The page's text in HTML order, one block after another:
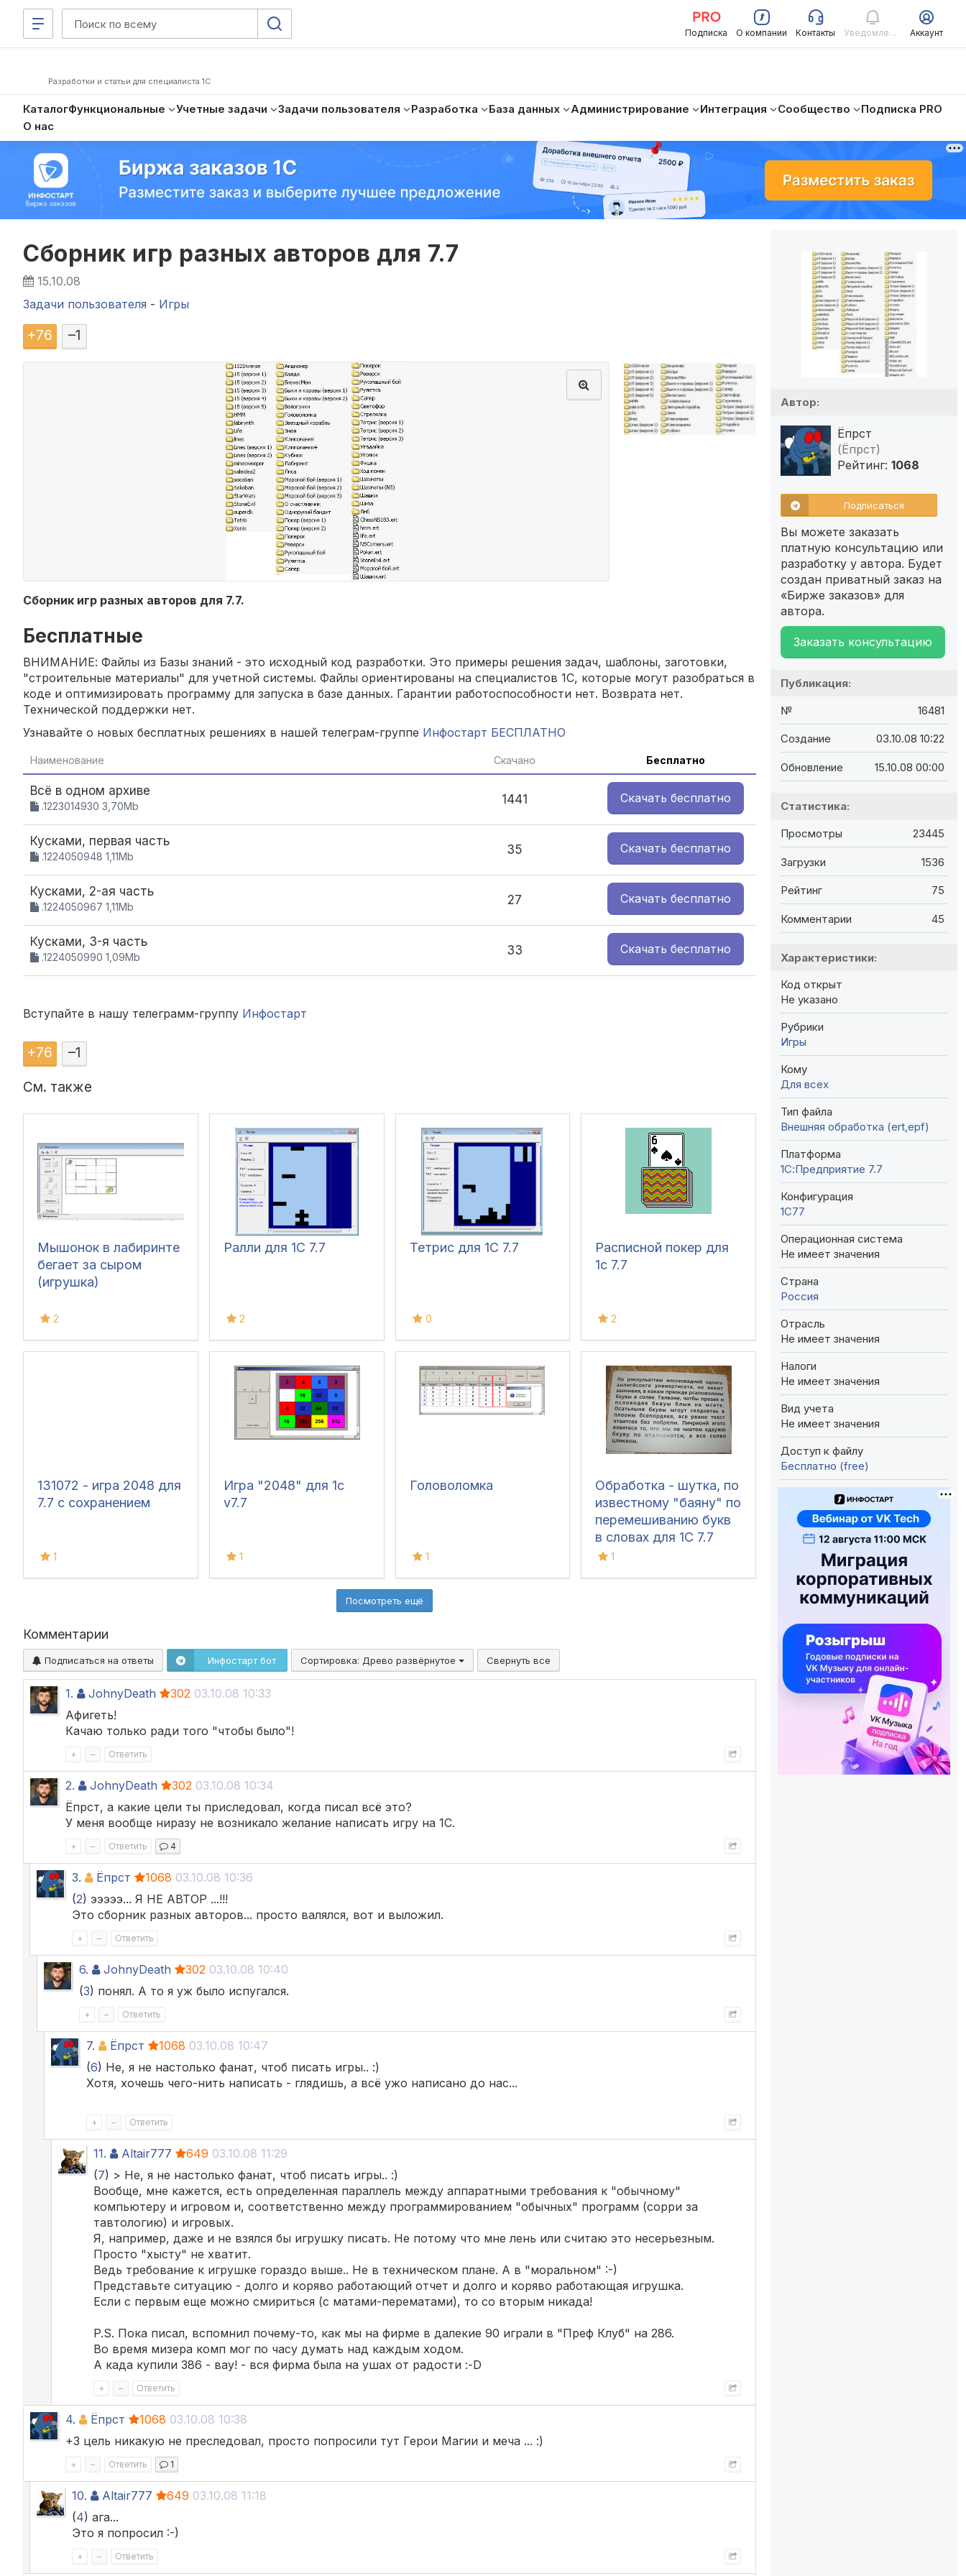
Подписка О компании Контакты Уведомления Аккаунт
Разработки и статьи для специалиста 1С
КаталогФункциональные Учетные задачи Задачи пользователя Разработка База данных Администрирование Интеграция Сообщество
Подписка PRO
О нас
Сборник игр разных авторов для 7.7
15.10.08
Задачи пользователя - Игры
+76 –1
Сборник игр разных авторов для 7.7.
Бесплатные
ВНИМАНИЕ: Файлы из Базы знаний - это исходный код разработки. Это примеры решения задач, шаблоны, заготовки,
"строительные материалы" для учетной системы. Файлы ориентированы на специалистов 1С, которые могут разобраться в
коде и оптимизировать программу для запуска в базе данных. Гарантии работоспособности нет. Возврата нет.
Технической поддержки нет.
Узнавайте о новых бесплатных решениях в нашей телеграм-группе Инфостарт БЕСПЛАТНО
Наименование Скачано Бесплатно
Всё в одном архиве
.1223014930 3,70Mb 1441 Скачать бесплатно
Кусками, первая часть
.1224050948 1,11Mb 35 Скачать бесплатно
Кусками, 2-ая часть
.1224050967 1,11Mb 27 Скачать бесплатно
Кусками, 3-я часть
.1224050990 1,09Mb 33 Скачать бесплатно
Вступайте в нашу телеграмм-группу Инфостарт
+76 –1
См. также
Мышонок в лабиринте
бегает за сыром
(игрушка)
2
Ралли для 1С 7.7
2
Тетрис для 1С 7.7
0
Расписной покер для
1с 7.7
2
131072 - игра 2048 для
7.7 с сохранением
1
Игра "2048" для 1с
v7.7
1
Головоломка
1
Обработка - шутка, по
известному "баяну" по
перемешиванию букв
в словах для 1C 7.7
1
Посмотреть ещё
Комментарии
Подписаться на ответы Инфостарт бот Сортировка: Древо развёрнутое Свернуть все
1. JohnyDeath 302 03.10.08 10:33
Афигеть!
Качаю только ради того "чтобы было"!
+ – Ответить
2. JohnyDeath 302 03.10.08 10:34
Ёпрст, а какие цели ты приследовал, когда писал всё это?
У меня вообще ниразу не возникало желание написать игру на 1С.
+ – Ответить 4
3. Ёпрст 1068 03.10.08 10:36
(2) эээээ... Я НЕ АВТОР ...!!!
Это сборник разных авторов... просто валялся, вот и выложил.
+ – Ответить
6. JohnyDeath 302 03.10.08 10:40
(3) понял. А то я уж было испугался.
+ – Ответить
7. Ёпрст 1068 03.10.08 10:47
(6) Не, я не настолько фанат, чтоб писать игры.. :)
Хотя, хочешь чего-нить написать - глядишь, а всё ужо написано до нас...
+ – Ответить
11. Altair777 649 03.10.08 11:29
(7) > Не, я не настолько фанат, чтоб писать игры.. :)
Вообще, мне кажется, есть определенная параллель между аппаратными требования к "обычному"
компьютеру и игровом и, соответственно между программированием "обычных" программ (сорри за
тавтологию) и игровых.
Я, например, даже и не взялся бы игрушку писать. Не потому что мне лень или считаю это несерьезным.
Просто "хысту" не хватит.
Ведь требование к игрушке гораздо выше.. Не в техническом плане. А в "моральном" :-)
Представьте ситуацию - долго и коряво работающий отчет и долго и коряво работающая игрушка.
Если с первым еще можно смириться (с матами-перематами), то со вторым никада!
P.S. Пока писал, вспомнил почему-то, как мы на фирме в далекие 90 играли в "Преф Клуб" на 286.
Во время мизера комп мог по часу думать над каждым ходом.
А када купили 386 - вау! - вся фирма была на ушах от радости :-D
+ – Ответить
4. Ёпрст 1068 03.10.08 10:38
+3 цель никакую не преследовал, просто попросили тут Герои Магии и меча ... :)
+ – Ответить 1
10. Altair777 649 03.10.08 11:18
(4) ага...
Это я попросил :-)
+ – Ответить
Автор:
Ёпрст
(Ёпрст)
Рейтинг: 1068
Подписаться
Вы можете заказать
платную консультацию или
разработку у автора. Будет
создан приватный заказ на
«Бирже заказов» для
автора.
Заказать консультацию
Публикация:
№ 16481
Создание 03.10.08 10:22
Обновление 15.10.08 00:00
Статистика:
Просмотры 23445
Загрузки 1536
Рейтинг 75
Комментарии 45
Характеристики:
Код открыт
Не указано
Рубрики
Игры
Кому
Для всех
Тип файла
Внешняя обработка (ert,epf)
Платформа
1С:Предприятие 7.7
Конфигурация
1C77
Операционная система
Не имеет значения
Страна
Россия
Отрасль
Не имеет значения
Налоги
Не имеет значения
Вид учета
Не имеет значения
Доступ к файлу
Бесплатно (free)